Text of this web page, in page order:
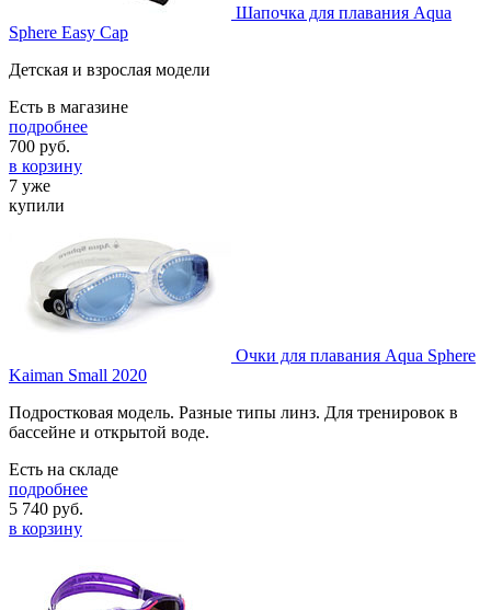
Шапочка для плавания Aqua
Sphere Easy Cap
Детская и взрослая модели
Есть в магазине
подробнее
700 руб.
в корзину
7 уже
купили
Очки для плавания Aqua Sphere
Kaiman Small 2020
Подростковая модель. Разные типы линз. Для тренировок в
бассейне и открытой воде.
Есть на складе
подробнее
5 740 руб.
в корзину